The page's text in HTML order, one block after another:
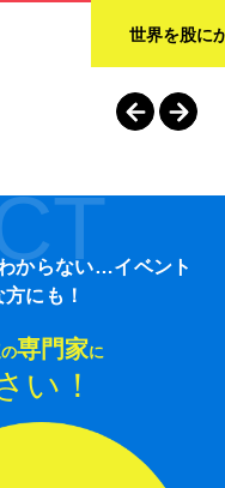
世界を股に
からない…イベント
にも！
の専門家に
い！